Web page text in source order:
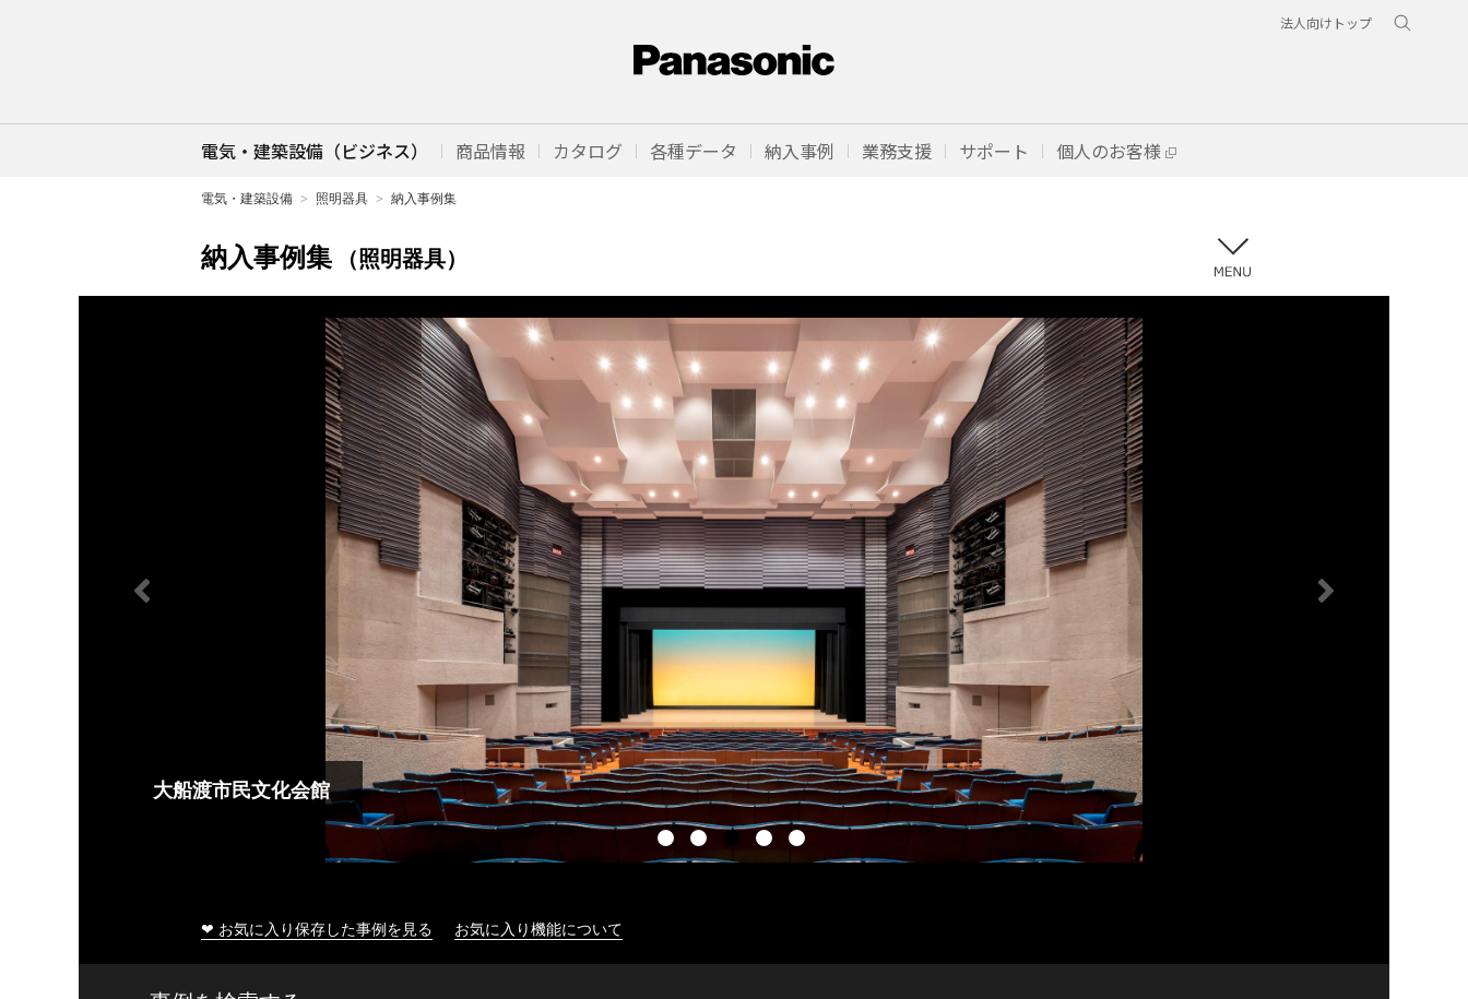
法人向けトップ
電気・建築設備（ビジネス） 商品情報 カタログ 各種データ 納入事例 業務支援 サポート 個人のお客様
電気・建築設備 照明器具 納入事例集
納入事例集 （照明器具）
大船渡市民文化会館
❤ お気に入り保存した事例を見る お気に入り機能について